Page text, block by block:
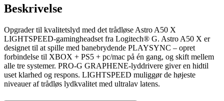
Beskrivelse
Opgrader til kvalitetslyd med det trådløse Astro A50 X
LIGHTSPEED-gamingheadset fra Logitech® G. Astro A50 X er
designet til at spille med banebrydende PLAYSYNC – opret
forbindelse til XBOX + PS5 + pc/mac på én gang, og skift mellem
alle tre systemer. PRO-G GRAPHENE-lyddrivere giver en hidtil
uset klarhed og respons. LIGHTSPEED muliggør de højeste
niveauer af trådløs lydkvalitet med ultralav latens.